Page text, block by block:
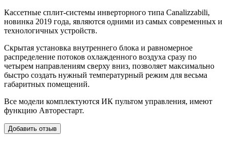
Кассетные сплит-системы инверторного типа Canalizzabili,
новинка 2019 года, являются одними из самых современных и
технологичных устройств.
Скрытая установка внутреннего блока и равномерное
распределение потоков охлажденного воздуха сразу по
четырем направлениям сверху вниз, позволяет максимально
быстро создать нужный температурный режим для весьма
габаритных помещений.
Все модели комплектуются ИК пультом управления, имеют
функцию Авторестарт.
Добавить отзыв